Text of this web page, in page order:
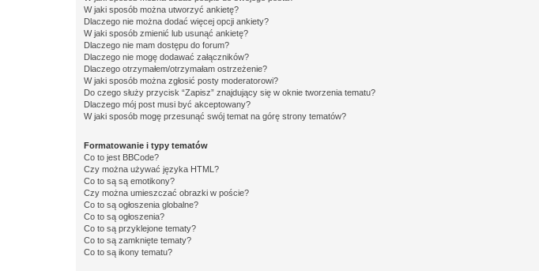
W jaki sposób można utworzyć ankietę?
Dlaczego nie można dodać więcej opcji ankiety?
W jaki sposób zmienić lub usunąć ankietę?
Dlaczego nie mam dostępu do forum?
Dlaczego nie mogę dodawać załączników?
Dlaczego otrzymałem/otrzymałam ostrzeżenie?
W jaki sposób można zgłosić posty moderatorowi?
Do czego służy przycisk “Zapisz” znajdujący się w oknie tworzenia tematu?
Dlaczego mój post musi być akceptowany?
W jaki sposób mogę przesunąć swój temat na górę strony tematów?
Formatowanie i typy tematów
Co to jest BBCode?
Czy można używać języka HTML?
Co to są są emotikony?
Czy można umieszczać obrazki w poście?
Co to są ogłoszenia globalne?
Co to są ogłoszenia?
Co to są przyklejone tematy?
Co to są zamknięte tematy?
Co to są ikony tematu?